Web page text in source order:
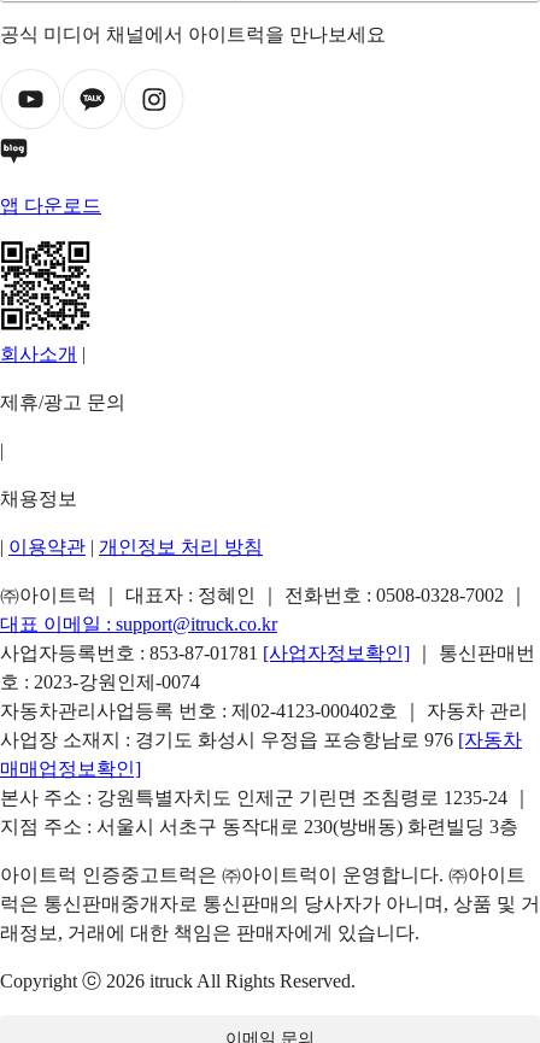
공식 미디어 채널에서 아이트럭을 만나보세요
앱 다운로드
회사소개 |
제휴/광고 문의
|
채용정보
| 이용약관 | 개인정보 처리 방침
㈜아이트럭 ｜ 대표자 : 정혜인 ｜ 전화번호 : 0508-0328-7002
대표 이메일 : support@itruck.co.kr
사업자등록번호 : 853-87-01781 [사업자정보확인]
｜ 통신판매번
호 : 2023-강원인제-0074
자동차관리사업등록 번호 : 제02-4123-000402호 ｜ 자동차 관리
사업장 소재지 : 경기도 화성시 우정읍 포승항남로 976 [자동차
매매업정보확인]
본사 주소 : 강원특별자치도 인제군 기린면 조침령로 1235-24 ｜
지점 주소 : 서울시 서초구 동작대로 230(방배동) 화련빌딩 3층
아이트럭 인증중고트럭은 ㈜아이트럭이 운영합니다. ㈜아이트
럭은 통신판매중개자로 통신판매의 당사자가 아니며, 상품 및 거
래정보, 거래에 대한 책임은 판매자에게 있습니다.
Copyright ⓒ 2026 itruck All Rights Reserved.
이메일 문의